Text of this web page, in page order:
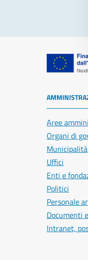
Aree
Organi di
Municipalità
Uffici
Enti e
Politici
Personale
Documenti
Intranet,